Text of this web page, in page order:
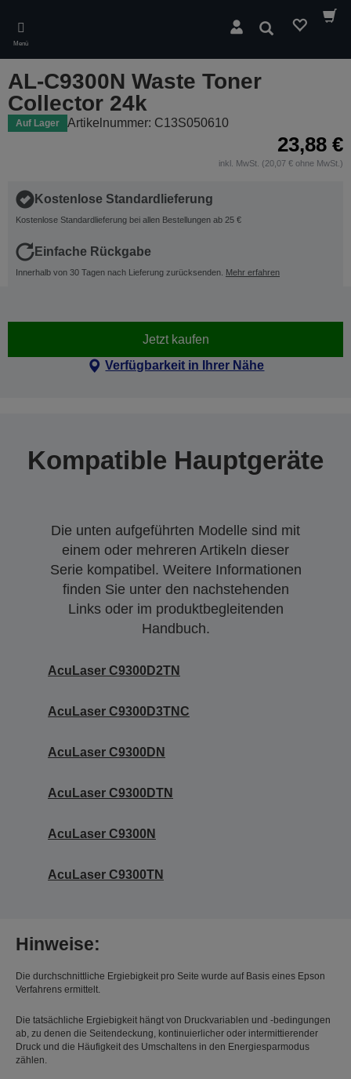
main
content
Menü
Suchen
AL-C9300N Waste Toner
Collector 24k
Auf Lager Artikelnummer: C13S050610
23,88 €
inkl. MwSt. (20,07 € ohne MwSt.)
Kostenlose Standardlieferung
Kostenlose Standardlieferung bei allen Bestellungen ab 25 €
Einfache Rückgabe
Innerhalb von 30 Tagen nach Lieferung zurücksenden. Mehr erfahren
Jetzt kaufen
Verfügbarkeit in Ihrer Nähe
Kompatible Hauptgeräte
Die unten aufgeführten Modelle sind mit
einem oder mehreren Artikeln dieser
Serie kompatibel. Weitere Informationen
finden Sie unter den nachstehenden
Links oder im produktbegleitenden
Handbuch.
AcuLaser C9300D2TN
AcuLaser C9300D3TNC
AcuLaser C9300DN
AcuLaser C9300DTN
AcuLaser C9300N
AcuLaser C9300TN
Hinweise:
Die durchschnittliche Ergiebigkeit pro Seite wurde auf Basis eines Epson
Verfahrens ermittelt.
Die tatsächliche Ergiebigkeit hängt von Druckvariablen und -bedingungen
ab, zu denen die Seitendeckung, kontinuierlicher oder intermittierender
Druck und die Häufigkeit des Umschaltens in den Energiesparmodus
zählen.